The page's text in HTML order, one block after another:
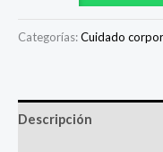
Categorías:Cuidado
Descripción